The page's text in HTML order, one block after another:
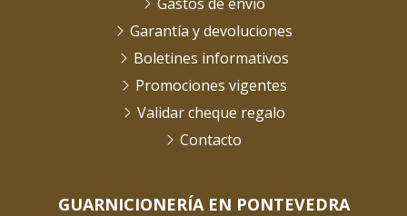
GUARNICIONERÍA EN PONTEVEDRA
Garantía y devoluciones
Boletines informativos
Promociones vigentes
Validar cheque regalo
Contacto